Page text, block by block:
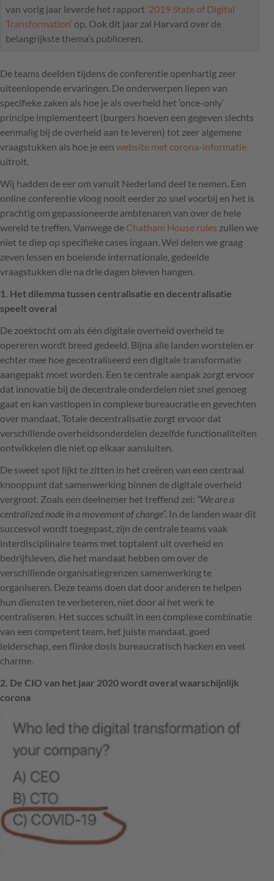
van vorig jaar leverde het rapport ‘2019 State of Digital
Transformation’ op. Ook dit jaar zal Harvard over de
belangrijkste thema’s publiceren.
De teams deelden tijdens de conferentie openhartig zeer
uiteenlopende ervaringen. De onderwerpen liepen van
specifieke zaken als hoe je als overheid het ‘once-only’
principe implementeert (burgers hoeven een gegeven slechts
eenmalig bij de overheid aan te leveren) tot zeer algemene
vraagstukken als hoe je een website met corona-informatie
uitrolt.
Wij hadden de eer om vanuit Nederland deel te nemen. Een
online conferentie vloog nooit eerder zo snel voorbij en het is
prachtig om gepassioneerde ambtenaren van over de hele
wereld te treffen. Vanwege de Chatham House rules zullen we
niet te diep op specifieke cases ingaan. Wel delen we graag
zeven lessen en boeiende internationale, gedeelde
vraagstukken die na drie dagen bleven hangen.
1. Het dilemma tussen centralisatie en decentralisatie
speelt overal
De zoektocht om als één digitale overheid overheid te
opereren wordt breed gedeeld. Bijna alle landen worstelen er
echter mee hoe gecentraliseerd een digitale transformatie
aangepakt moet worden. Een te centrale aanpak zorgt ervoor
dat innovatie bij de decentrale onderdelen niet snel genoeg
gaat en kan vastlopen in complexe bureaucratie en gevechten
over mandaat. Totale decentralisatie zorgt ervoor dat
verschillende overheidsonderdelen dezelfde functionaliteiten
ontwikkelen die niet op elkaar aansluiten.
De sweet spot lijkt te zitten in het creëren van een centraal
knooppunt dat samenwerking binnen de digitale overheid
vergroot. Zoals een deelnemer het treffend zei: “We are a
centralized node in a movement of change”. In de landen waar dit
succesvol wordt toegepast, zijn de centrale teams vaak
interdisciplinaire teams met toptalent uit overheid en
bedrijfsleven, die het mandaat hebben om over de
verschillende organisatiegrenzen samenwerking te
organiseren. Deze teams doen dat door anderen te helpen
hun diensten te verbeteren, niet door al het werk te
centraliseren. Het succes schuilt in een complexe combinatie
van een competent team, het juiste mandaat, goed
leiderschap, een flinke dosis bureaucratisch hacken en veel
charme.
2. De CIO van het jaar 2020 wordt overal waarschijnlijk
corona